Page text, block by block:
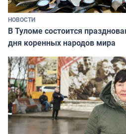
НОВОСТИ
В Туломе состоится
дня коренных народов мира